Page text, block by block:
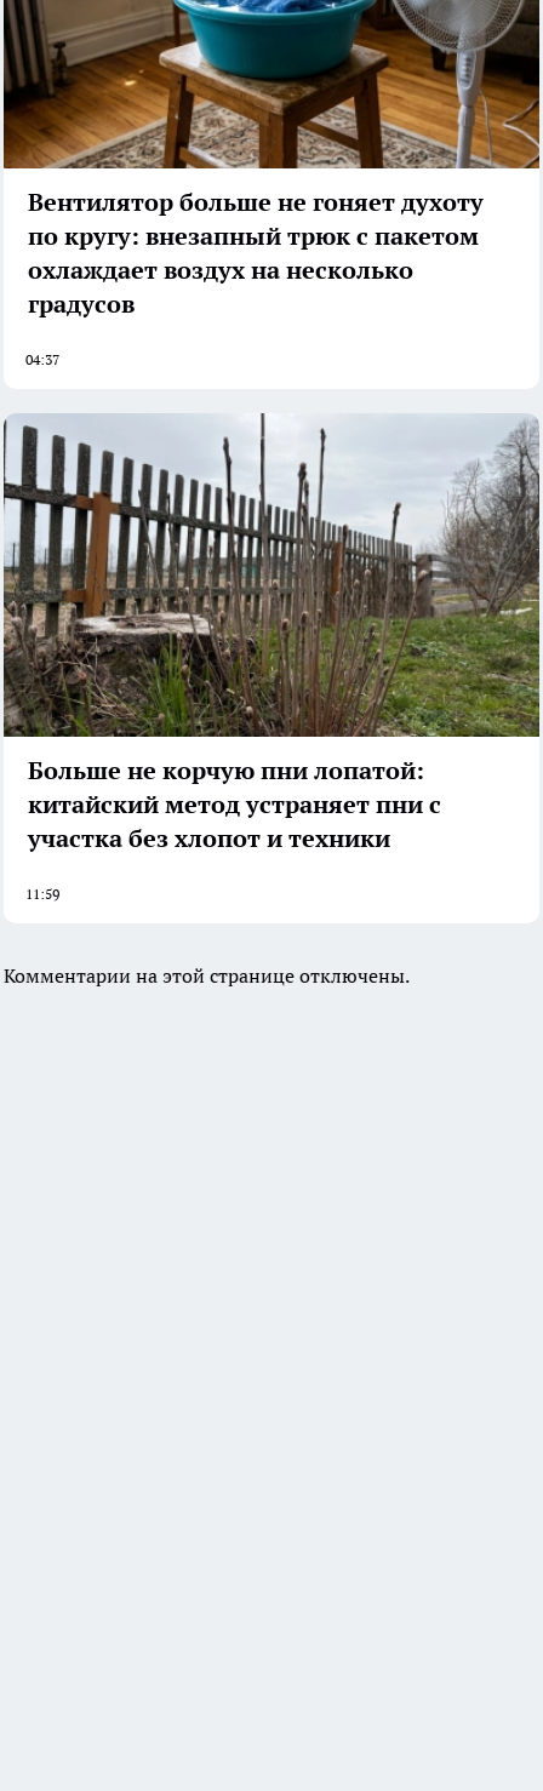
Вентилятор больше не гоняет духоту
по кругу: внезапный трюк с пакетом
охлаждает воздух на несколько
градусов
04:37
Больше не корчую пни лопатой:
китайский метод устраняет пни с
участка без хлопот и техники
11:59
Комментарии на этой странице отключены.